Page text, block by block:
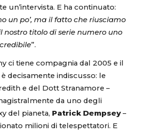
un’intervista. E ha continuato:
un po’, ma il fatto che riusciamo
nostro titolo di serie numero uno
”.
ci tiene compagnia dal 2005 e il
decisamente indiscusso: le
e del Dott Stranamore –
da uno degli
del pianeta, Patrick Dempsey–
milioni di telespettatori. E